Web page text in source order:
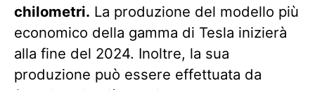
chilometri. La produzione del modello più
economico della gamma di Tesla inizierà
alla fine del 2024. Inoltre, la sua
produzione può essere effettuata da